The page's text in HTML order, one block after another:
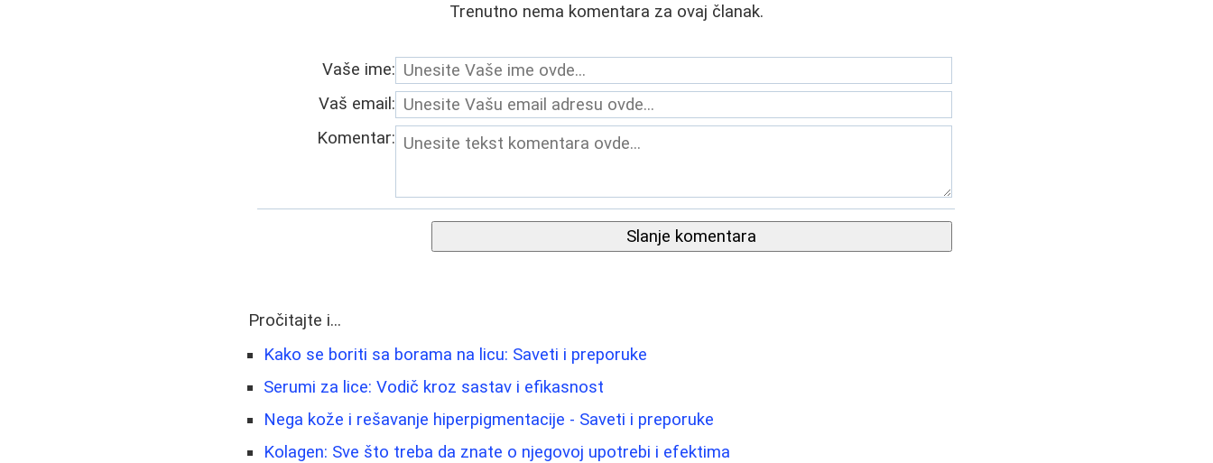
Trenutno nema komentara za ovaj članak.
Vaše ime:
Vaš email:
Komentar:
Slanje komentara
Pročitajte i...
Kako se boriti sa borama na licu: Saveti i preporuke
Serumi za lice: Vodič kroz sastav i efikasnost
Nega kože i rešavanje hiperpigmentacije - Saveti i preporuke
Kolagen: Sve što treba da znate o njegovoj upotrebi i efektima